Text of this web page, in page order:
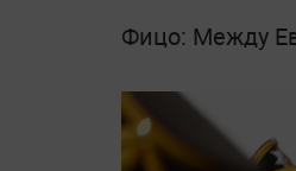
Фицо: Между